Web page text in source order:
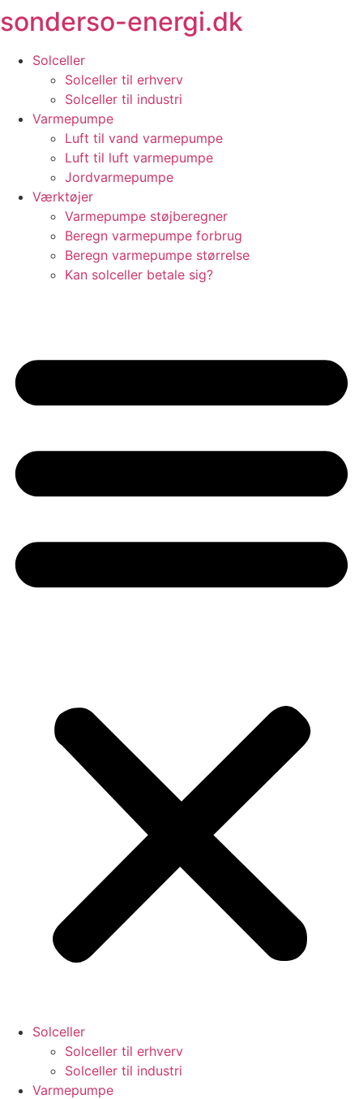
Videre
til
indhold
sonderso-energi.dk
Solceller
Solceller til erhverv
Solceller til industri
Varmepumpe
Luft til vand varmepumpe
Luft til luft varmepumpe
Jordvarmepumpe
Værktøjer
Varmepumpe støjberegner
Beregn varmepumpe forbrug
Beregn varmepumpe størrelse
Kan solceller betale sig?
Solceller
Solceller til erhverv
Solceller til industri
Varmepumpe